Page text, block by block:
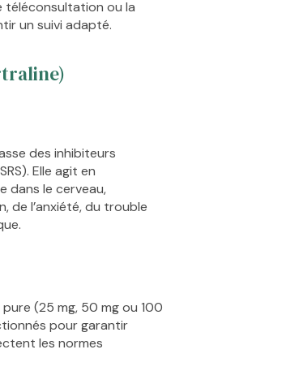
téléconsultation ou la
un suivi adapté.
des inhibiteurs
Elle agit en
dans le cerveau,
de l’anxiété, du trouble
(25 mg, 50 mg ou 100
pour garantir
les normes